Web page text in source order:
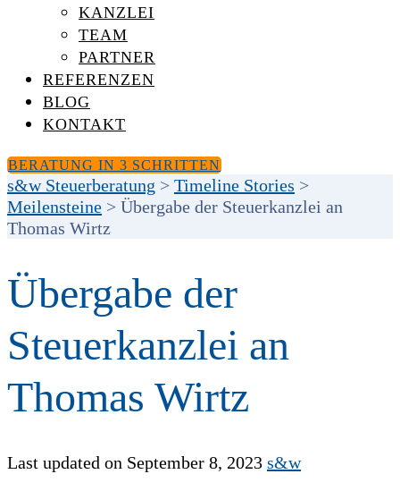
KANZLEI
TEAM
PARTNER
REFERENZEN
BLOG
KONTAKT
BERATUNG IN 3 SCHRITTEN
s&w Steuerberatung > Timeline Stories >
Meilensteine > Übergabe der Steuerkanzlei an
Thomas Wirtz
Übergabe der
Steuerkanzlei an
Thomas Wirtz
Last updated on September 8, 2023 s&w